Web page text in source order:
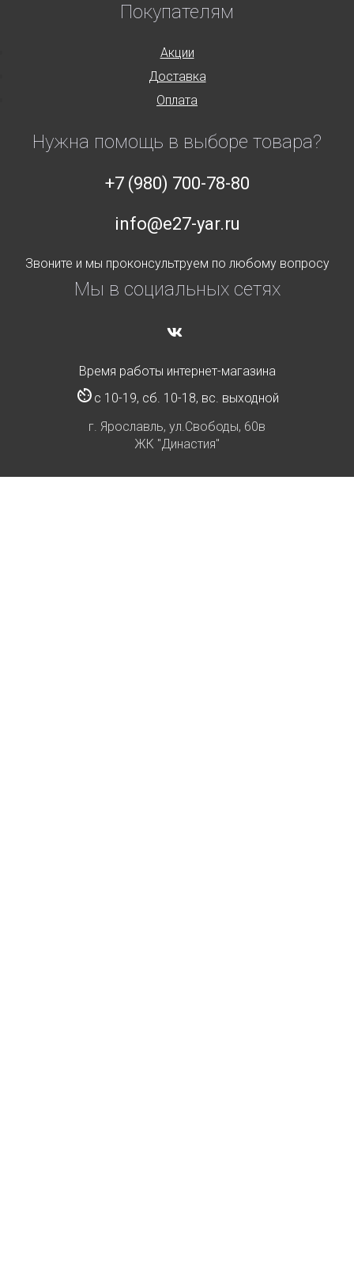
Покупателям
Акции
Доставка
Оплата
Нужна помощь в выборе товара?
+7 (980) 700-78-80
info@e27-yar.ru
Звоните и мы проконсультруем по любому вопросу
Мы в социальных сетях
Время работы интернет-магазина
с 10-19, сб. 10-18, вс. выходной
г. Ярославль, ул.Свободы, 60в
ЖК "Династия"